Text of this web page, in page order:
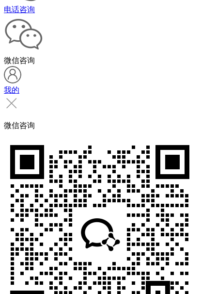
电话咨询
微信咨询
我的
微信咨询